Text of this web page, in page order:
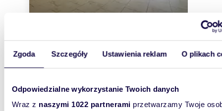
Zgoda Szczegóły Ustawienia reklam O plikach
Odpowiedzialne wykorzystanie Twoich danych
Wraz z naszymi 1022 partnerami przetwarzamy Twoje